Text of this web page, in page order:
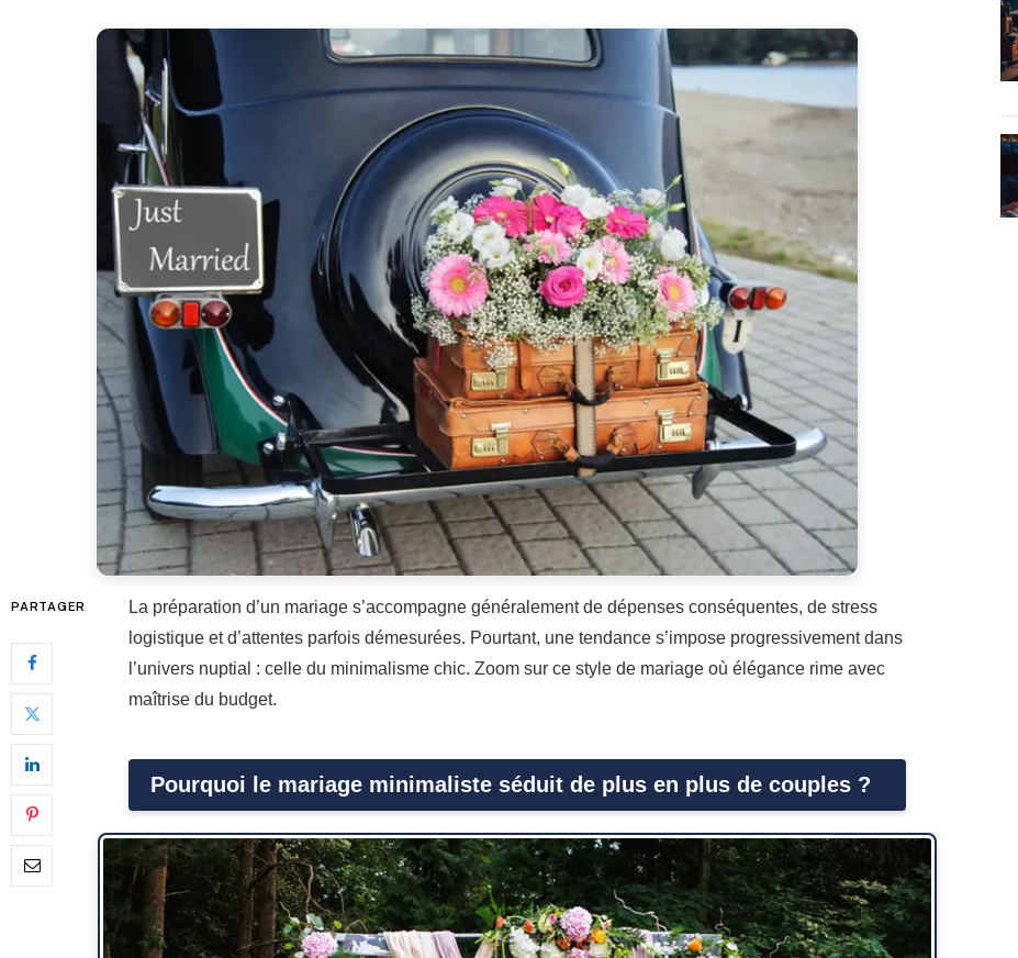
PARTAGER
La préparation d’un mariage s’accompagne généralement de dépenses conséquentes, de stress
logistique et d’attentes parfois démesurées. Pourtant, une tendance s’impose progressivement dans
l’univers nuptial : celle du minimalisme chic. Zoom sur ce style de mariage où élégance rime avec
maîtrise du budget.
Pourquoi le mariage minimaliste séduit de plus en plus de couples ?